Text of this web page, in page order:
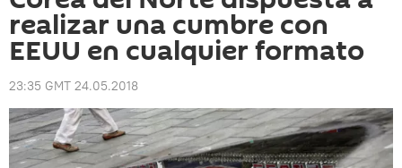
realizar una cumbre con
EEUU en cualquier formato
23:35 GMT 24.05.2018